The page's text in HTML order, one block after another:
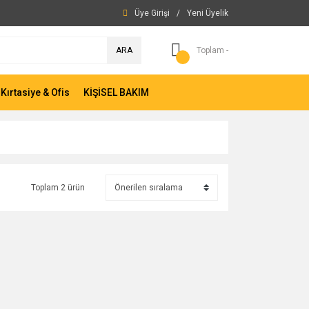
Üye Girişi / Yeni Üyelik
ARA Toplam -
Kırtasiye & Ofis KİŞİSEL BAKIM
Toplam 2 ürün